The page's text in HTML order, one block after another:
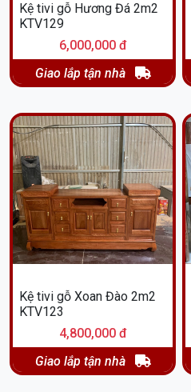
Kệ tivi gỗ Hương Đá 2m2
KTV129
6,000,000 đ
Giao lắp tận nhà
Kệ tivi gỗ Xoan Đào 2m2
KTV123
4,800,000 đ
Giao lắp tận nhà